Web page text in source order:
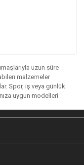
uzun süre
malzemeler
Spor, iş veya günlük
uygun modelleri